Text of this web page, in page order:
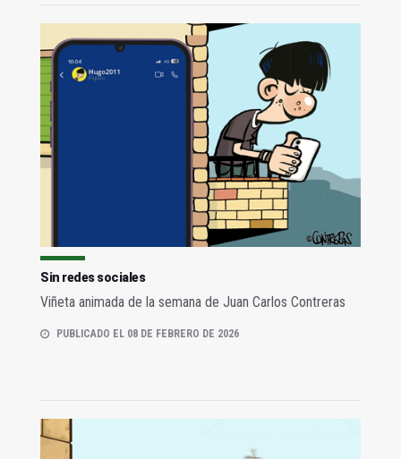
Sin redes sociales
Viñeta animada de la semana de Juan Carlos Contreras
PUBLICADO EL 08 DE FEBRERO DE 2026